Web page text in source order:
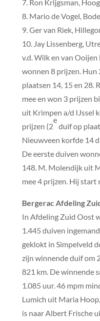
7. Ron Krijgsman,
8. Mario de Vogel,
9. Ger van Riek,
10. Jay Lissenberg,
v.d. Wilk en van
wonnen 8 prijzen. Hun
plaatsen 14, 15 en 28.
mee en won 3 prijzen
uit Krimpen a/d IJssel
prijzen (2
e
duif op
Nieuwveen korfde 14
De eerste duiven
148. M. Molendijk uit
mee 4 prijzen. Hij start
Bergerac Afdeling
In Afdeling Zuid Oost
1.445 duiven
geklokt in Simpelveld
zijn winnende duif om
821 km. De winnende
1.085 uur. 46 mpm
Lumich uit Maria
is naar Albert Frische